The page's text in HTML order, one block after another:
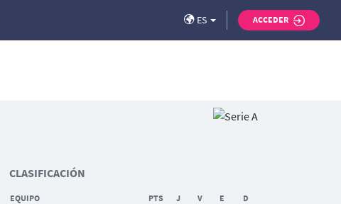
ES ACCEDER
CLASIFICACIÓN
EQUIPO PTS J V E D